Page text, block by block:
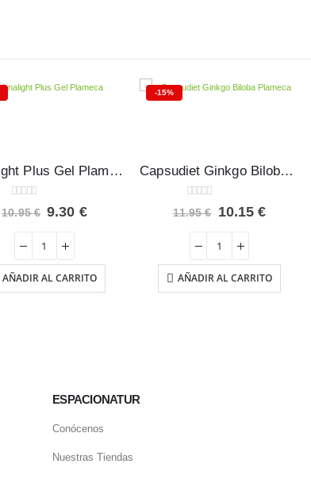
Venalight Plus Gel Plameca 100ml
0 out of 5
10.95€ El
original
era:
10.95 €.
9.30 €El
9.30 €.
AÑADIR AL CARRITO
-15%
Capsudiet Ginkgo Biloba Plameca 40 cápsulas
0out of 5
11.95€ El
original
era:
11.95 €.
10.15€El
10.15 €.
AÑADIR AL CARRITO
ESPACIONATUR
Conócenos
Nuestras Tiendas